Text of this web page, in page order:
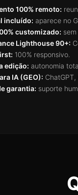
100% remoto:
incluído: aparece no
customizado:
Lighthouse 90+:
100% responsivo.
edição: autonomia
IA (GEO):
garantia: suporte